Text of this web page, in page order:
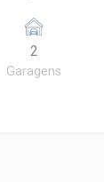
Piracicaba
2
Garagens